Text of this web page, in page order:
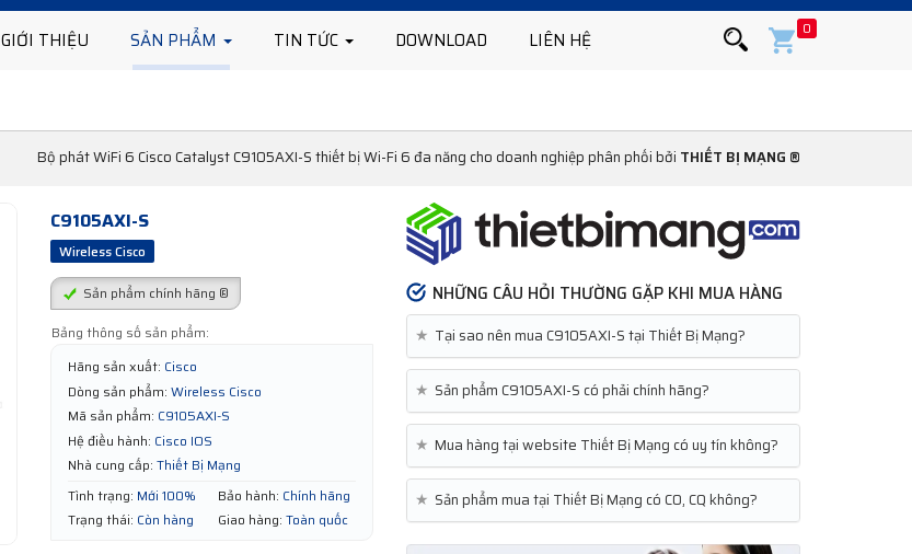
GIỚI THIỆU SẢN PHẨM TIN TỨC DOWNLOAD LIÊN HỆ 0
Bộ phát WiFi 6 Cisco Catalyst C9105AXI-S thiết bị Wi-Fi 6 đa năng cho doanh nghiệp phân phối bởi THIẾT BỊ MẠNG ®
C9105AXI-S
Wireless Cisco
Sản phẩm chính hãng ®
Bảng thông số sản phẩm:
Hãng sản xuất: Cisco
Dòng sản phẩm: Wireless Cisco
Mã sản phẩm: C9105AXI-S
Hệ điều hành: Cisco IOS
Nhà cung cấp: Thiết Bị Mạng
Tình trạng: Mới 100% Bảo hành: Chính hãng
Trạng thái: Còn hàng Giao hàng: Toàn quốc
NHỮNG CÂU HỎI THƯỜNG GẶP KHI MUA HÀNG
★ Tại sao nên mua C9105AXI-S tại Thiết Bị Mạng?
★ Sản phẩm C9105AXI-S có phải chính hãng?
★ Mua hàng tại website Thiết Bị Mạng có uy tín không?
★ Sản phẩm mua tại Thiết Bị Mạng có CO, CQ không?